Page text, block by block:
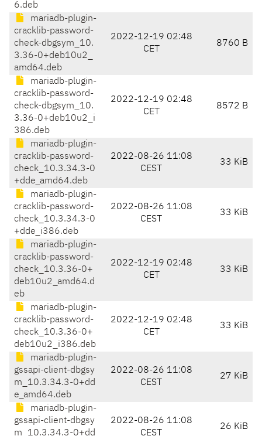
6.deb
mariadb-plugin-
cracklib-password-
check-dbgsym_10.
3.36-0+deb10u2_
amd64.deb
2022-12-19 02:48
CET
8760 B
mariadb-plugin-
cracklib-password-
check-dbgsym_10.
3.36-0+deb10u2_i
386.deb
2022-12-19 02:48
CET
8572 B
mariadb-plugin-
cracklib-password-
check_10.3.34.3-0
+dde_amd64.deb
2022-08-26 11:08
CEST
33 KiB
mariadb-plugin-
cracklib-password-
check_10.3.34.3-0
+dde_i386.deb
2022-08-26 11:08
CEST
33 KiB
mariadb-plugin-
cracklib-password-
check_10.3.36-0+
deb10u2_amd64.d
eb
2022-12-19 02:48
CET
33 KiB
mariadb-plugin-
cracklib-password-
check_10.3.36-0+
deb10u2_i386.deb
2022-12-19 02:48
CET
33 KiB
mariadb-plugin-
gssapi-client-dbgsy
m_10.3.34.3-0+dd
e_amd64.deb
2022-08-26 11:08
CEST
27 KiB
mariadb-plugin-
gssapi-client-dbgsy
m_10.3.34.3-0+dd
2022-08-26 11:08
CEST
26 KiB